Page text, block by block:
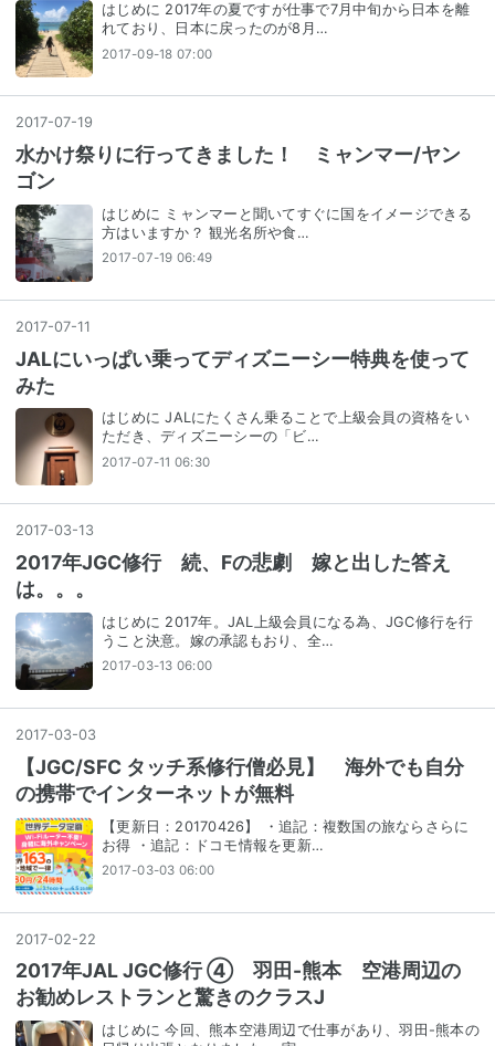
はじめに 2017年の夏ですが仕事で7月中旬から日本を離
れており、日本に戻ったのが8月…
2017-09-18 07:00
2017-07-19
水かけ祭りに行ってきました！ ミャンマー/ヤン
ゴン
はじめに ミャンマーと聞いてすぐに国をイメージできる
方はいますか？ 観光名所や食…
2017-07-19 06:49
2017-07-11
JALにいっぱい乗ってディズニーシー特典を使って
みた
はじめに JALにたくさん乗ることで上級会員の資格をい
ただき、ディズニーシーの「ビ…
2017-07-11 06:30
2017-03-13
2017年JGC修行 続、Fの悲劇 嫁と出した答え
は。。。
はじめに 2017年。JAL上級会員になる為、JGC修行を行
うこと決意。嫁の承認もおり、全…
2017-03-13 06:00
2017-03-03
【JGC/SFC タッチ系修行僧必見】 海外でも自分
の携帯でインターネットが無料
【更新日：20170426】 ・追記：複数国の旅ならさらに
お得 ・追記：ドコモ情報を更新…
2017-03-03 06:00
2017-02-22
2017年JAL JGC修行 ④ 羽田-熊本 空港周辺の
お勧めレストランと驚きのクラスJ
はじめに 今回、熊本空港周辺で仕事があり、羽田-熊本の